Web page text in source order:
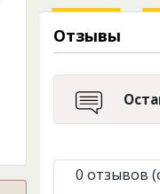
Отзывы
0 отзывов